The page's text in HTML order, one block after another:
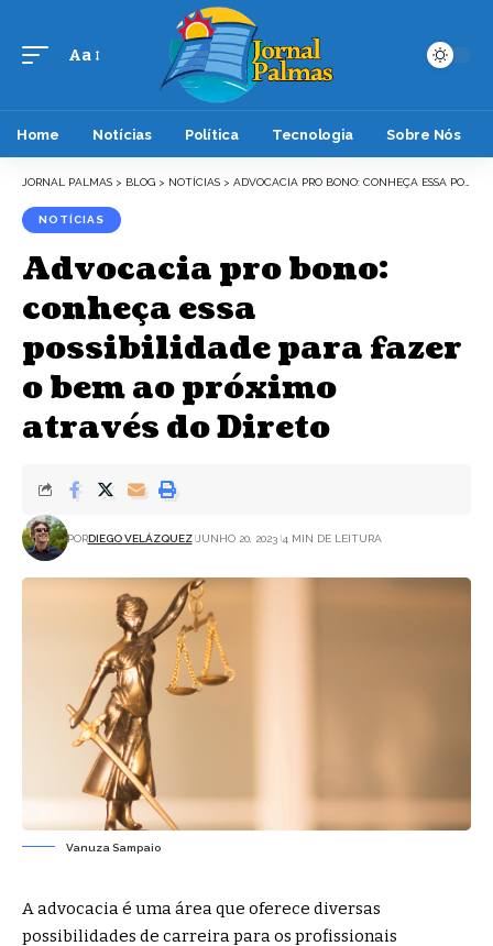
Font
Aa
Home Notícias Política Tecnologia Sobre Nós
JORNAL PALMAS > BLOG > NOTÍCIAS > ADVOCACIA PRO BONO: CONHEÇA ESSA POSSIBILIDADE PARA FAZER O BEM AO PRÓXIMO ATRAVÉS DO DIRETO
NOTÍCIAS
Advocacia pro bono:
conheça essa
possibilidade para fazer
o bem ao próximo
através do Direto
PORDIEGO VELÁZQUEZ JUNHO 20, 2023 4 MIN DE LEITURA
Vanuza Sampaio
A advocacia é uma área que oferece diversas
possibilidades de carreira para os profissionais